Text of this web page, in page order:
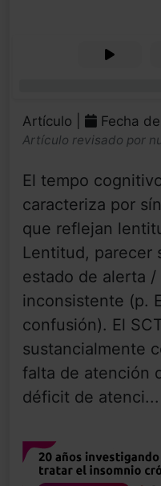
Artículo | Fecha
Artículo revisado por
El tempo
caracteriza por
que reflejan
Lentitud, parecer
estado de alerta
inconsistente (p.
confusión). El
sustancialmente
falta de atención
déficit de atenci...